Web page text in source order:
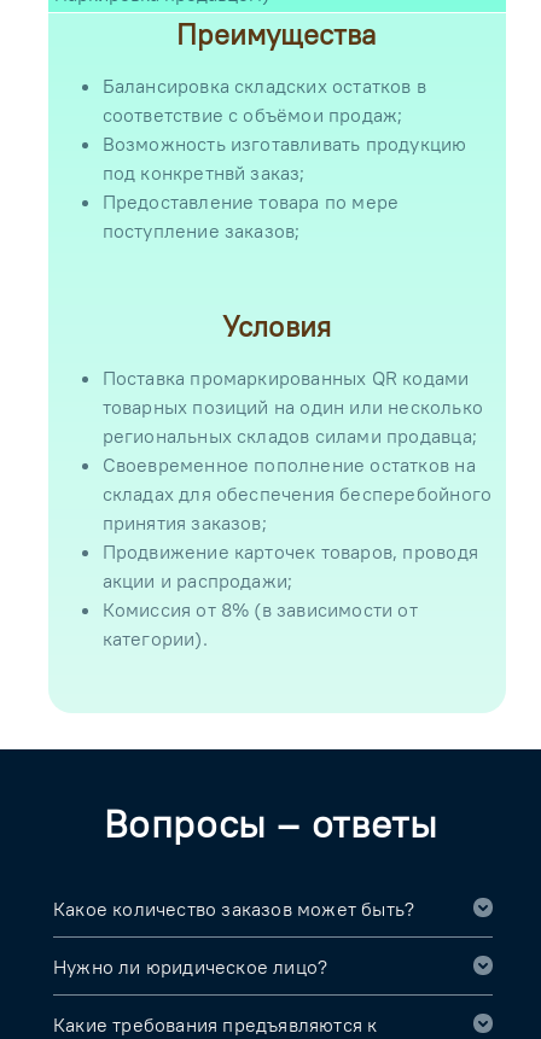
Преимущества
Балансировка складских остатков в
соответствие с объёмои продаж;
Возможность изготавливать продукцию
под конкретнвй заказ;
Предоставление товара по мере
поступление заказов;
Условия
Поставка промаркированных QR кодами
товарных позиций на один или несколько
региональных складов силами продавца;
Своевременное пополнение остатков на
складах для обеспечения бесперебойного
принятия заказов;
Продвижение карточек товаров, проводя
акции и распродажи;
Комиссия от 8% (в зависимости от
категории).
Вопросы – ответы
Какое количество заказов может быть?
Нужно ли юридическое лицо?
Какие требования предъявляются к